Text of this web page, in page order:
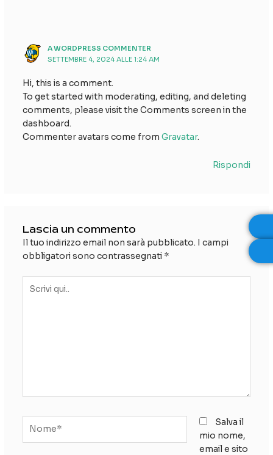
A WORDPRESS COMMENTER
SETTEMBRE 4, 2024 ALLE 1:24 AM
Hi, this is a comment.
To get started with moderating, editing, and deleting
comments, please visit the Comments screen in the
dashboard.
Commenter avatars come from Gravatar.
Rispondi
Lascia un commento
Il tuo indirizzo email non sarà pubblicato. I campi
obbligatori sono contrassegnati *
qui..
Salva il
mio nome,
email e sito